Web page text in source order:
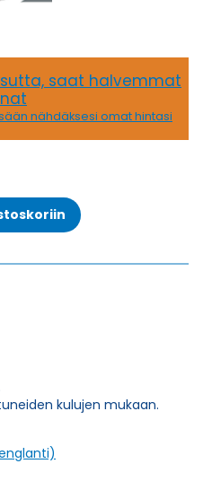
saat halvemmat
nähdäksesi omat hintasi
kulujen mukaan.